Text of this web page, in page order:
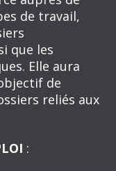
de travail,
que les
Elle aura
de
reliés aux
: